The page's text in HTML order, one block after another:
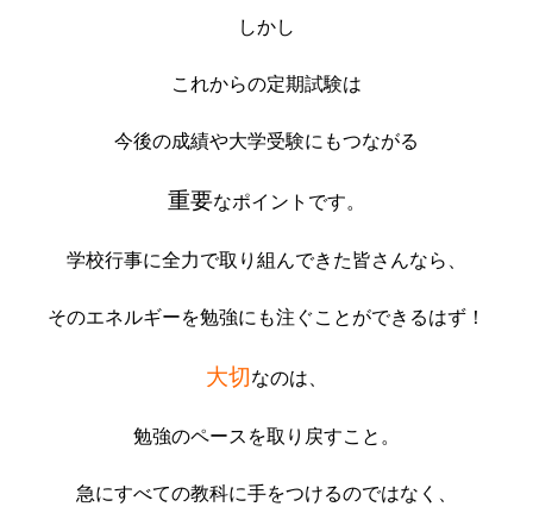
しかし
これからの定期試験は
今後の成績や大学受験にもつながる
重要なポイントです。
学校行事に全力で取り組んできた皆さんなら、
そのエネルギーを勉強にも注ぐことができるはず！
大切なのは、
勉強のペースを取り戻すこと。
急にすべての教科に手をつけるのではなく、